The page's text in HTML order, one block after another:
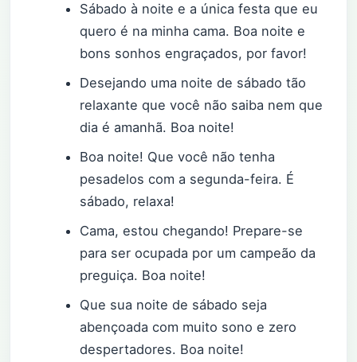
Sábado à noite e a única festa que eu
quero é na minha cama. Boa noite e
bons sonhos engraçados, por favor!
Desejando uma noite de sábado tão
relaxante que você não saiba nem que
dia é amanhã. Boa noite!
Boa noite! Que você não tenha
pesadelos com a segunda-feira. É
sábado, relaxa!
Cama, estou chegando! Prepare-se
para ser ocupada por um campeão da
preguiça. Boa noite!
Que sua noite de sábado seja
abençoada com muito sono e zero
despertadores. Boa noite!